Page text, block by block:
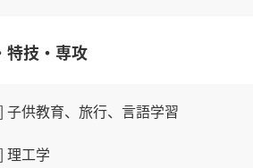
特技・専攻
子供教育、旅行、言語学習
理工学